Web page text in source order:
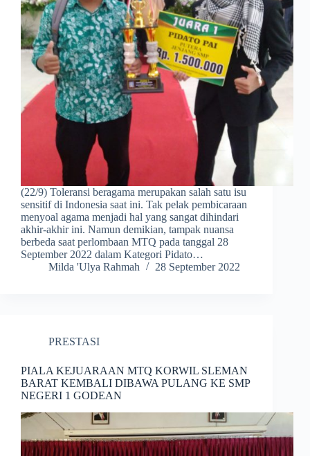
(22/9) Toleransi beragama merupakan salah satu isu
sensitif di Indonesia saat ini. Tak pelak pembicaraan
menyoal agama menjadi hal yang sangat dihindari
akhir-akhir ini. Namun demikian, tampak nuansa
berbeda saat perlombaan MTQ pada tanggal 28
September 2022 dalam Kategori Pidato…
Milda 'Ulya Rahmah
28 September 2022
PRESTASI
PIALA KEJUARAAN MTQ KORWIL SLEMAN
BARAT KEMBALI DIBAWA PULANG KE SMP
NEGERI 1 GODEAN